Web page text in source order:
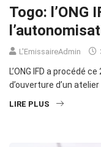
Togo: l’ONG
L'EmissaireAdmin
L’ONG IFD a procédé
d’ouverture d’un
LIRE PLUS